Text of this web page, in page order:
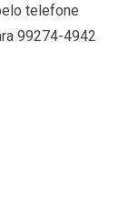
telefone
99274-4942